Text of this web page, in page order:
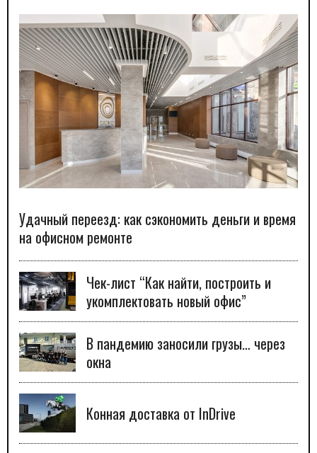
Удачный переезд: как сэкономить деньги и время
на офисном ремонте
Чек-лист “Как найти, построить и
укомплектовать новый офис”
В пандемию заносили грузы… через
окна
Конная доставка от InDrive